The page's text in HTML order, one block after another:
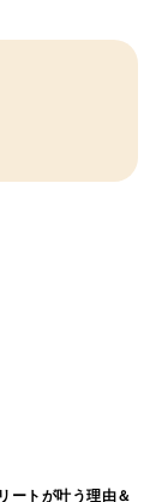
ートが叶う理由＆